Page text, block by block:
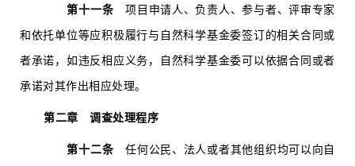
第十一条 项目申请人、负责人、参与者、评审专家
和依托单位等应积极履行与自然科学基金委签订的相关合同或
者承诺，如违反相应义务，自然科学基金委可以依据合同或者
承诺对其作出相应处理。
第二章 调查处理程序
第十二条 任何公民、法人或者其他组织均可以向自